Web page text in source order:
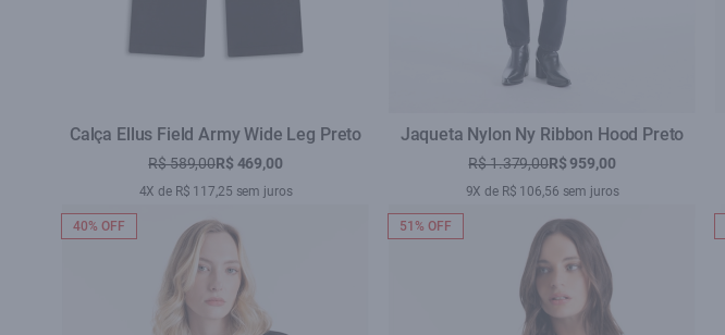
Calça Ellus Field Army Wide Leg Preto
R$ 589,00R$ 469,00
4X de R$ 117,25 sem juros
Jaqueta Nylon Ny Ribbon Hood Preto
R$ 1.379,00R$ 959,00
9X de R$ 106,56 sem juros
40% OFF 51% OFF